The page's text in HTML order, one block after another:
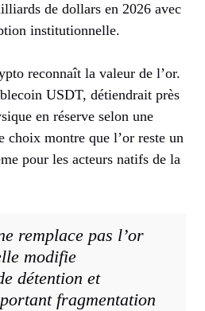
de dollars en 2026 avec
institutionnelle.
reconnaît la valeur de l’or.
USDT, détiendrait près
en réserve selon une
choix montre que l’or reste un
pour les acteurs natifs de la
remplace pas l’or
modifie
détention et
fragmentation